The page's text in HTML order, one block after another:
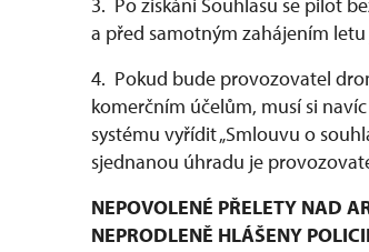
a před samotným zahájením
4. Pokud bude provozovatel
komerčním účelům, musí si
systému vyřídit „Smlouvu o
sjednanou úhradu je
NEPOVOLENÉ PŘELETY NAD
NEPRODLENĚ HLÁŠENY